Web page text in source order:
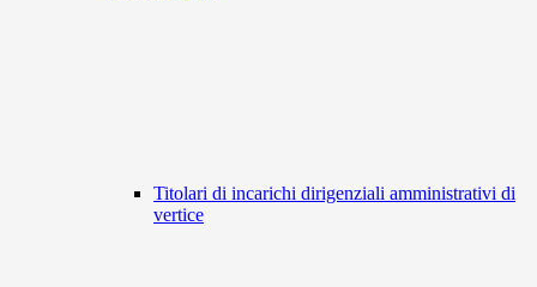
Titolari di incarichi dirigenziali amministrativi di
vertice